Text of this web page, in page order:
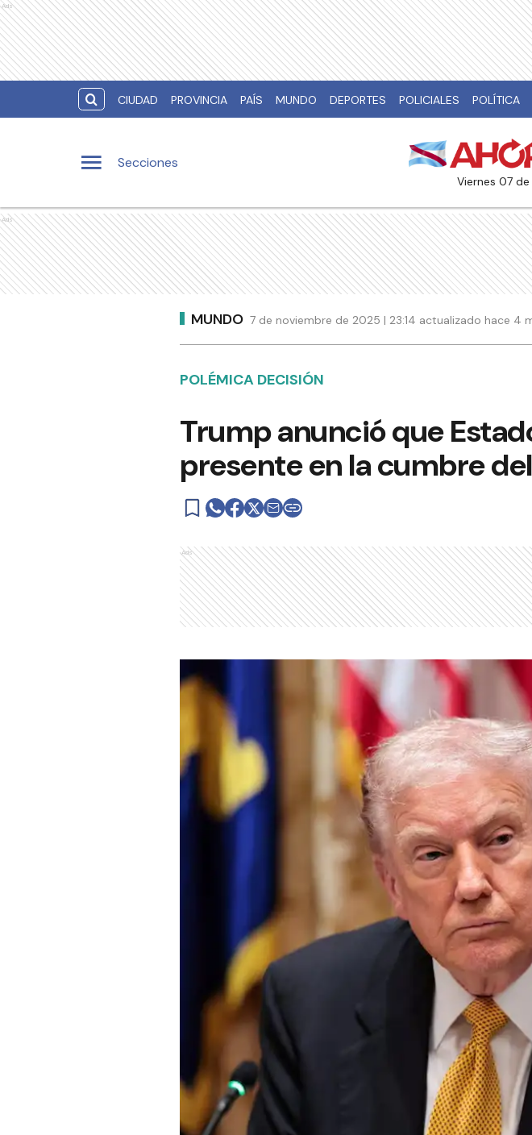
Ads
CIUDAD PROVINCIA PAÍS MUNDO DEPORTES POLICIALES POLÍTICA
Secciones
viernes 07
Ads
MUNDO 7 de noviembre de 2025 | 23:14 actualizado hace 4
POLÉMICA DECISIÓN
Trump anunció que
presente en la cumbre
Ads